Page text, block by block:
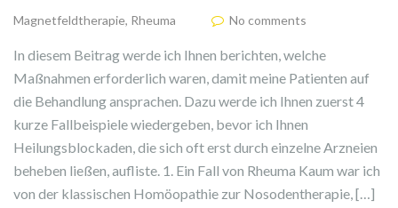
Magnetfeldtherapie, Rheuma No comments
In diesem Beitrag werde ich Ihnen berichten, welche
Maßnahmen erforderlich waren, damit meine Patienten auf
die Behandlung ansprachen. Dazu werde ich Ihnen zuerst 4
kurze Fallbeispiele wiedergeben, bevor ich Ihnen
Heilungsblockaden, die sich oft erst durch einzelne Arzneien
beheben ließen, aufliste. 1. Ein Fall von Rheuma Kaum war ich
von der klassischen Homöopathie zur Nosodentherapie, […]